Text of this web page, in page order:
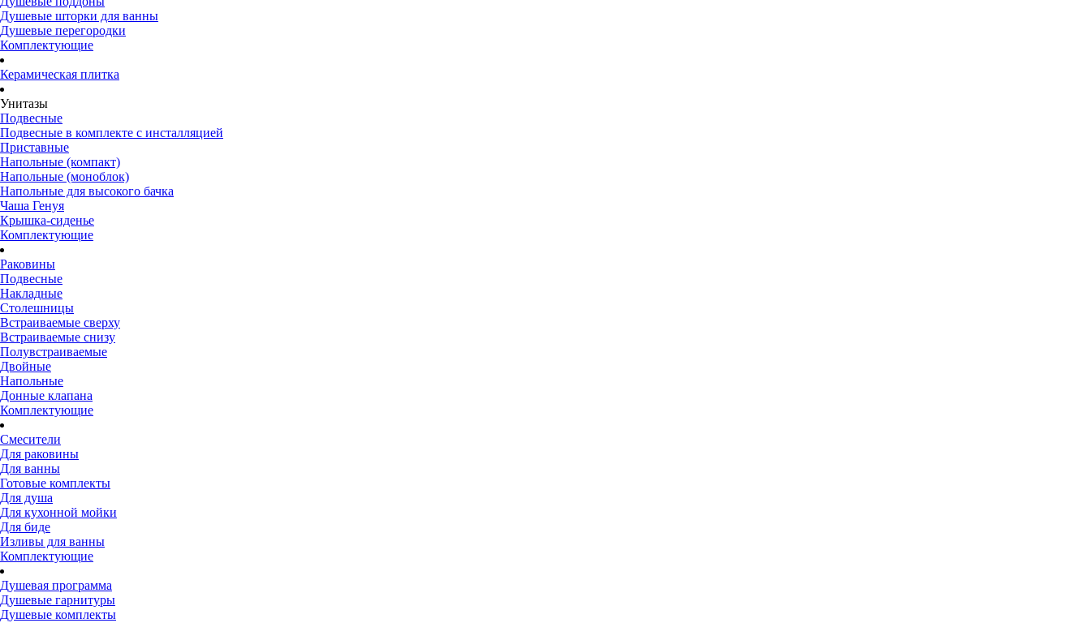
Душевые шторки для ванны
Душевые перегородки
Комплектующие
Керамическая плитка
Унитазы
Подвесные
Подвесные в комплекте с инсталляцией
Приставные
Напольные (компакт)
Напольные (моноблок)
Напольные для высокого бачка
Чаша Генуя
Крышка-сиденье
Комплектующие
Раковины
Подвесные
Накладные
Столешницы
Встраиваемые сверху
Встраиваемые снизу
Полувстраиваемые
Двойные
Напольные
Донные клапана
Комплектующие
Смесители
Для раковины
Для ванны
Готовые комплекты
Для душа
Для кухонной мойки
Для биде
Изливы для ванны
Комплектующие
Душевая программа
Душевые гарнитуры
Душевые комплекты